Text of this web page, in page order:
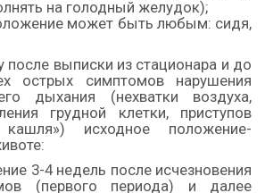
на голодный желудок);
может быть любым: сидя,
после выписки из стационара и до
острых симптомов нарушения
дыхания (нехватки воздуха,
грудной клетки, приступов
кашля») исходное положение-
3-4 недель после исчезновения
(первого периода) и далее